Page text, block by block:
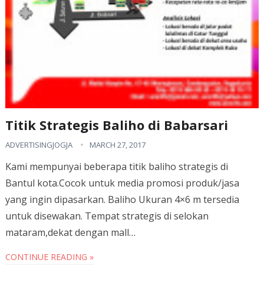
Titik Strategis Baliho di Babarsari
ADVERTISINGJOGJA MARCH 27, 2017
Kami mempunyai beberapa titik baliho strategis di
Bantul kota.Cocok untuk media promosi produk/jasa
yang ingin dipasarkan. Baliho Ukuran 4×6 m tersedia
untuk disewakan. Tempat strategis di selokan
mataram,dekat dengan mall…
CONTINUE READING »